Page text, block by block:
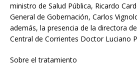
ministro de Salud Pública, Ricardo
General de Gobernación, Carlos
además, la presencia de la directora
Central de Corrientes Doctor Luciano
Sobre el tratamiento